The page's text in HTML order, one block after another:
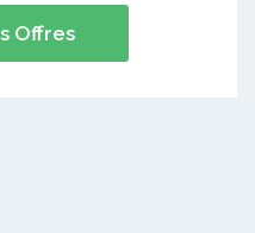
Offres